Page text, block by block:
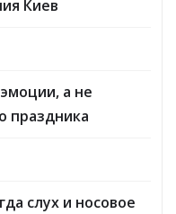
Киев
а не
праздника
слух и носовое